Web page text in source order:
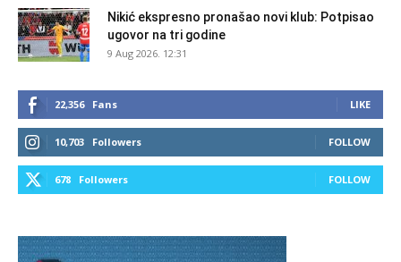
Nikić ekspresno pronašao novi klub: Potpisao
ugovor na tri godine
9 Aug 2026. 12:31
22,356 Fans LIKE
10,703 Followers FOLLOW
678 Followers FOLLOW